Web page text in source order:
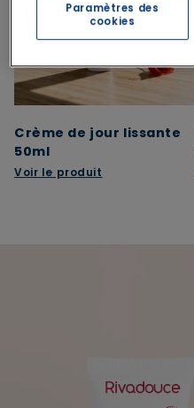
Crème de jour lissante
50ml
Voir le produit
Paramètres des
cookies